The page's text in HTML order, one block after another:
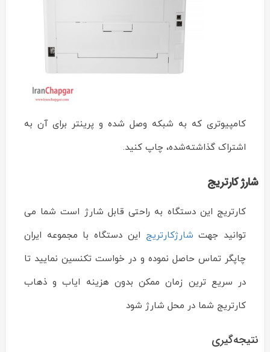
کامپیوتری که به شبکه وصل شده و پرینتر برای آن به
اشتراک گذاشته‌شده، چاپ کنید.
شارژ کارتریج
کارتریج این دستگاه به راحتی قابل شارژ است شما می
توانید جهت شارژکارتریج این دستگاه با مجموعه ایران
چاپگر تماس حاصل نموده و در خواست تکنسین نمایید تا
در سریع ترین زمان ممکن بدون هزینه ایاب و ذهاب
کارتریج شما در محل شارژ شود
نتیجه‌گیری